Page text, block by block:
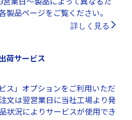
製品ページをご覧ください。
詳しく見る
荷サービス
ス」オプションをご利用いただ
文は翌営業日に当社工場より発
状況によりサービスが使用でき